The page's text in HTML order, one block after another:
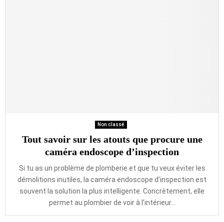
Non classé
Tout savoir sur les atouts que procure une
caméra endoscope d’inspection
Si tu as un problème de plomberie et que tu veux éviter les
démolitions inutiles, la caméra endoscope d’inspection est
souvent la solution la plus intelligente. Concrètement, elle
permet au plombier de voir à l’intérieur...